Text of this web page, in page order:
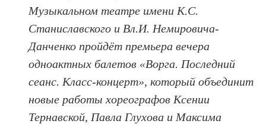
Музыкальном театре имени К.С.
Станиславского и Вл.И. Немировича-
Данченко пройдёт премьера вечера
одноактных балетов «Ворга. Последний
сеанс. Класс-концерт», который объединит
новые работы хореографов Ксении
Тернавской, Павла Глухова и Максима